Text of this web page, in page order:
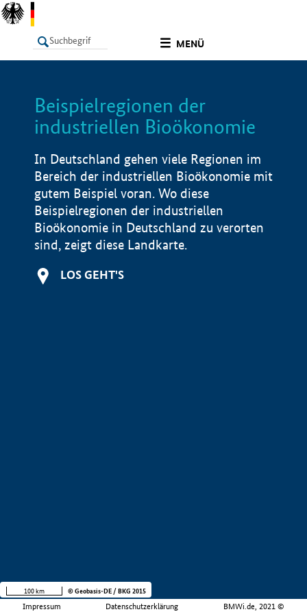
MENÜ
LISTE
Beispielregionen der
industriellen Bioökonomie
In Deutschland gehen viele Regionen im
Bereich der industriellen Bioökonomie mit
gutem Beispiel voran. Wo diese
Beispielregionen der industriellen
Bioökonomie in Deutschland zu verorten
sind, zeigt diese Landkarte.
LOS GEHT'S
Impressum Datenschutzerklärung BMWi.de, 2021 ©
100 km © Geobasis-DE / BKG 2015